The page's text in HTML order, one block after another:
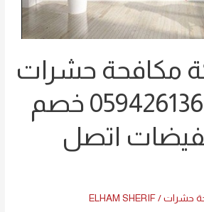
مكافحة حشرات
بالرياض 0594261363 خصم
اتصل
حشرات /
ELHAM SHERIF